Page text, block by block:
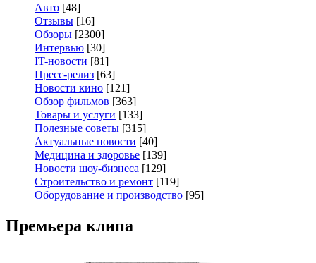
Авто [48]
Отзывы [16]
Обзоры [2300]
Интервью [30]
IT-новости [81]
Пресс-релиз [63]
Новости кино [121]
Обзор фильмов [363]
Товары и услуги [133]
Полезные советы [315]
Актуальные новости [40]
Медицина и здоровье [139]
Новости шоу-бизнеса [129]
Строительство и ремонт [119]
Оборудование и производство [95]
Премьера клипа